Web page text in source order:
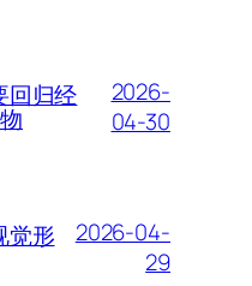
回归经
2026-
04-30
觉形
2026-04-
29